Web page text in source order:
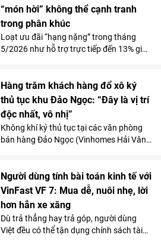
“món hời” không thể cạnh tranh
trong phân khúc
Loạt ưu đãi “hạng nặng” trong tháng
5/2026 như hỗ trợ trực tiếp đến 13% giá
giúp VinFast VF 9 tạo lợi thế rõ rệt trong
phân khúc SUV full-size.
Hàng trăm khách hàng đổ xô ký
thủ tục khu Đảo Ngọc: “Đây là vị trí
độc nhất, vô nhị”
Không khí ký thủ tục tại các văn phòng
bán hàng Đảo Ngọc (Vinhomes Hải Vân
Riêng trong ngày 11/5, đã có 286 căn
hoàn tất thỏa thuận ký quỹ. Quỹ đất ven
biển sở hữu lâu dài cùng uy tín
Vinhomes, tiến độ “nhanh như gió” và
chính sách tài chính linh hoạt đã “chắp
cánh” cho nhiều khách hàng xuống tiền.
Người dùng tính bài toán kinh tế với
VinFast VF 7: Mua dễ, nuôi nhẹ, lời
hơn hẳn xe xăng
Dù trả thẳng hay trả góp, người dùng
Việt đều có thể tận dụng chính sách tài